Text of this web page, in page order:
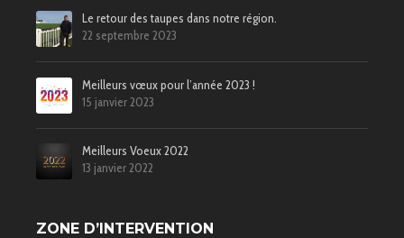
Le retour des taupes dans notre région.
22 septembre 2023
Meilleurs vœux pour l’année 2023 !
15 janvier 2023
Meilleurs Voeux 2022
13 janvier 2022
ZONE D’INTERVENTION